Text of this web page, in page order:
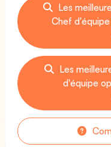
Les
Chef
Les
d'équipe